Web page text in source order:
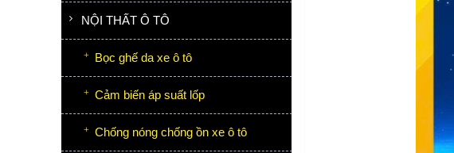
NỘI THẤT Ô TÔ
Bọc ghế da xe ô tô
Cảm biến áp suất lốp
Chống nóng chống ồn xe ô tô